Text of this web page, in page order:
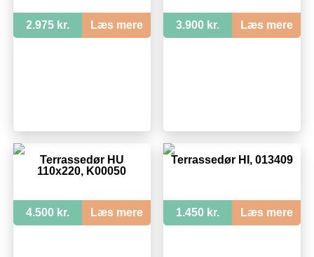
2.975 kr. Læs mere 3.900 kr. Læs mere
Terrassedør HU
110x220, K00050
4.500 kr. Læs mere
Terrassedør HI, 013409
1.450 kr. Læs mere